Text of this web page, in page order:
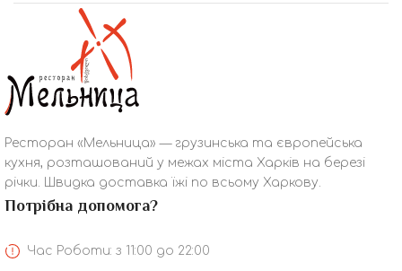
Ресторан «Мельница» — грузинська та європейська
кухня, розташований у межах міста Харків на березі
річки. Швидка доставка їжі по всьому Харкову.
Потрібна допомога?
Час Роботи: з 11:00 до 22:00